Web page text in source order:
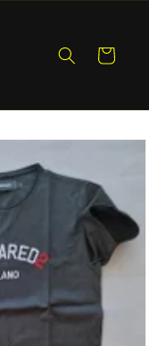
Carrito